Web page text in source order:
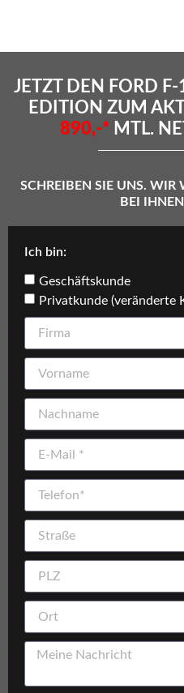
JETZT DEN FORD
EDITION ZUM
890,-* MTL.
SCHREIBEN SIE UNS. WIR
BEI
Ich bin:
Geschäftskunde
Privatkunde (veränderte